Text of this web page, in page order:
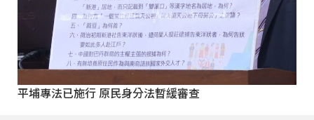
平埔專法已施行 原民身分法暫緩審查